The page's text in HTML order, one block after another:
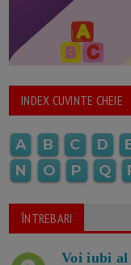
INDEX CUVINTE CHEIE
A B C D
N
O P Q
ÎNTREBARI
Voi iubi al